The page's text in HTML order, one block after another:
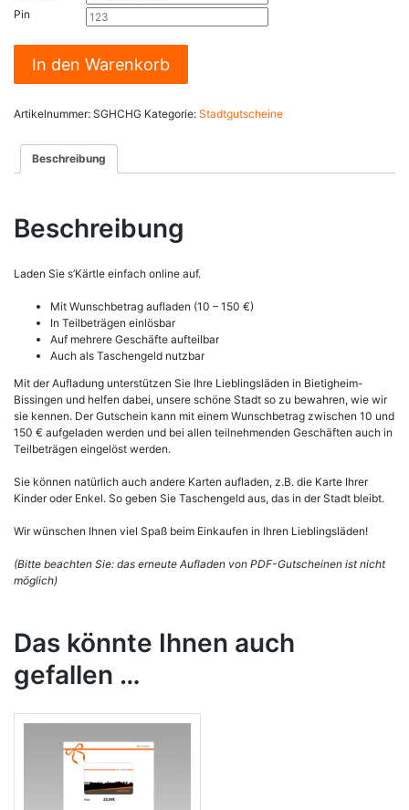
Pin
s'Kärtle
Aufladung
Menge
In den Warenkorb
Artikelnummer: SGHCHG Kategorie: Stadtgutscheine
Beschreibung
Beschreibung
Laden Sie s’Kärtle einfach online auf.
Mit Wunschbetrag aufladen (10 – 150 €)
In Teilbeträgen einlösbar
Auf mehrere Geschäfte aufteilbar
Auch als Taschengeld nutzbar
Mit der Aufladung unterstützen Sie Ihre Lieblingsläden in Bietigheim-
Bissingen und helfen dabei, unsere schöne Stadt so zu bewahren, wie wir
sie kennen. Der Gutschein kann mit einem Wunschbetrag zwischen 10 und
150 € aufgeladen werden und bei allen teilnehmenden Geschäften auch in
Teilbeträgen eingelöst werden.
Sie können natürlich auch andere Karten aufladen, z.B. die Karte Ihrer
Kinder oder Enkel. So geben Sie Taschengeld aus, das in der Stadt bleibt.
Wir wünschen Ihnen viel Spaß beim Einkaufen in Ihren Lieblingsläden!
(Bitte beachten Sie: das erneute Aufladen von PDF-Gutscheinen ist nicht
möglich)
Das könnte Ihnen auch
gefallen …